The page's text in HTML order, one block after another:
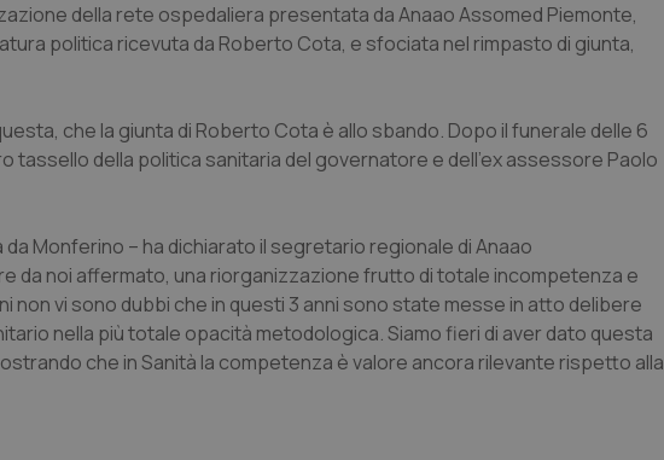
della rete ospedaliera presentata da Anaao Assomed Piemonte,
politica ricevuta da Roberto Cota, e sfociata nel rimpasto di giunta,
che la giunta di Roberto Cota è allo sbando. Dopo il funerale delle 6
della politica sanitaria del governatore e dell’ex assessore Paolo
Monferino – ha dichiarato il segretario regionale di Anaao
da noi affermato, una riorganizzazione frutto di totale incompetenza e
non vi sono dubbi che in questi 3 anni sono state messe in atto delibere
nella più totale opacità metodologica. Siamo fieri di aver dato questa
che in Sanità la competenza è valore ancora rilevante rispetto alla